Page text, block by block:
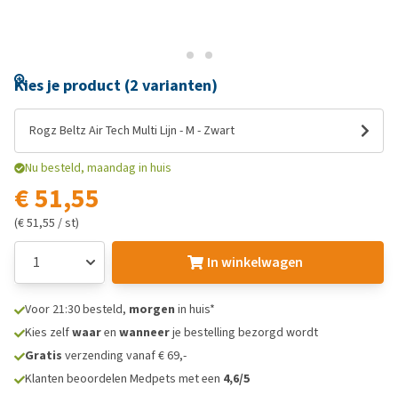
Kies je product (2 varianten)
Rogz Beltz Air Tech Multi Lijn - M - Zwart
Nu besteld, maandag in huis
€ 51,55
(€ 51,55 / st)
In winkelwagen
Voor 21:30 besteld, morgen in huis*
Kies zelfwaaren wanneerje bestelling bezorgd wordt
Gratis verzending vanaf € 69,-
Klanten beoordelen Medpets met een 4,6/5